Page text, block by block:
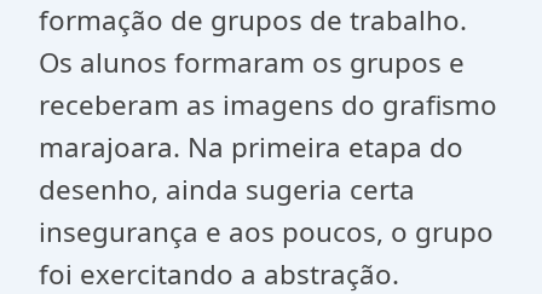
formação de grupos de trabalho.
Os alunos formaram os grupos e
receberam as imagens do grafismo
marajoara. Na primeira etapa do
desenho, ainda sugeria certa
insegurança e aos poucos, o grupo
foi exercitando a abstração.